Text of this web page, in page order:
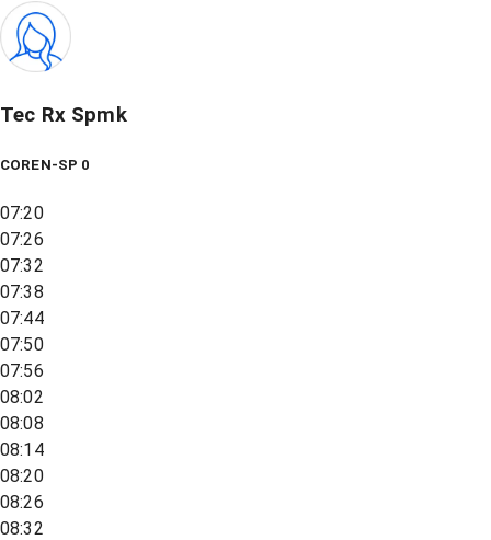
Tec Rx Spmk
COREN-SP 0
07:20
07:26
07:32
07:38
07:44
07:50
07:56
08:02
08:08
08:14
08:20
08:26
08:32